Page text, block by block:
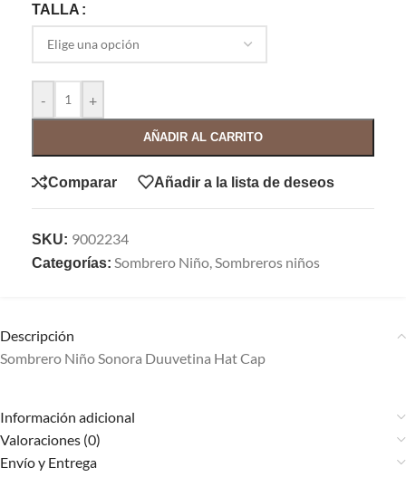
TALLA
- +
AÑADIR AL CARRITO
Comparar Añadir a la lista de deseos
SKU: 9002234
Categorías: Sombrero Niño,Sombreros niños
Descripción
Sombrero Niño Sonora Duuvetina Hat Cap
Información adicional
Valoraciones (0)
Envío y Entrega